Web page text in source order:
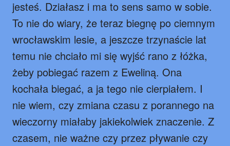
jesteś. Działasz i ma to sens samo w sobie.
To nie do wiary, że teraz biegnę po ciemnym
wrocławskim lesie, a jeszcze trzynaście lat
temu nie chciało mi się wyjść rano z łóżka,
żeby pobiegać razem z Eweliną. Ona
kochała biegać, a ja tego nie cierpiałem. I
nie wiem, czy zmiana czasu z porannego na
wieczorny miałaby jakiekolwiek znaczenie. Z
czasem, nie ważne czy przez pływanie czy